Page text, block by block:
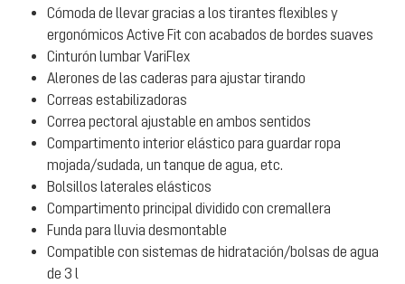
Cómoda de llevar gracias a los tirantes flexibles y
ergonómicos Active Fit con acabados de bordes suaves
Cinturón lumbar VariFlex
Alerones de las caderas para ajustar tirando
Correas estabilizadoras
Correa pectoral ajustable en ambos sentidos
Compartimento interior elástico para guardar ropa
mojada/sudada, un tanque de agua, etc.
Bolsillos laterales elásticos
Compartimento principal dividido con cremallera
Funda para lluvia desmontable
Compatible con sistemas de hidratación/bolsas de agua
de 3 l